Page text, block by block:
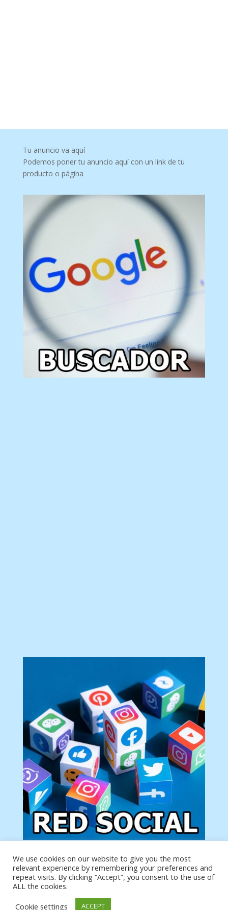
Tu anuncio va aquí
Podemos poner tu anuncio aquí con un link de tu
producto o página
Tu anuncio va aquí
Podemos poner tu anuncio aquí con un link de tu
producto o página
We use cookies on our website to give you the most
relevant experience by remembering your preferences and
repeat visits. By clicking “Accept”, you consent to the use of
ALL the cookies.
Cookie settings
ACCEPT